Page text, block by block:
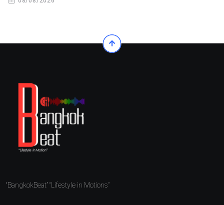
“BangkokBeat” “Lifestyle in Motions”